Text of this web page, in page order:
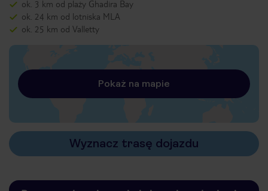
ok. 3 km od plaży Ghadira Bay
ok. 24 km od lotniska MLA
ok. 25 km od Valletty
Pokaż na mapie
Wyznacz trasę dojazdu